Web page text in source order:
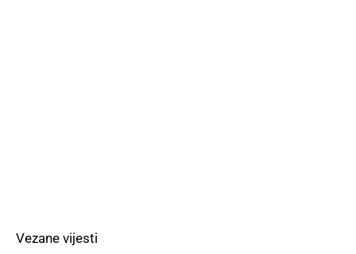
Vezane vijesti